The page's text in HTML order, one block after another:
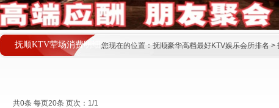
抚顺KTV荤场消费明细 您现在的位置： 抚顺豪华高档最好KTV娱乐会所排名 >
共0条 每页20条 页次：1/1